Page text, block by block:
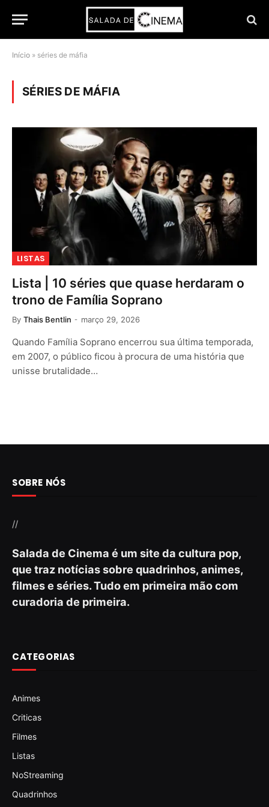
Início » séries de máfia
SÉRIES DE MÁFIA
LISTAS
Lista | 10 séries que quase herdaram o
trono de Família Soprano
By Thais Bentlin março 29, 2026
Quando Família Soprano encerrou sua última temporada,
em 2007, o público ficou à procura de uma história que
unisse brutalidade…
SOBRE NÓS
//
Salada de Cinema é um site da cultura pop,
que traz notícias sobre quadrinhos, animes,
filmes e séries. Tudo em primeira mão com
curadoria de primeira.
CATEGORIAS
Animes
Criticas
Filmes
Listas
NoStreaming
Quadrinhos